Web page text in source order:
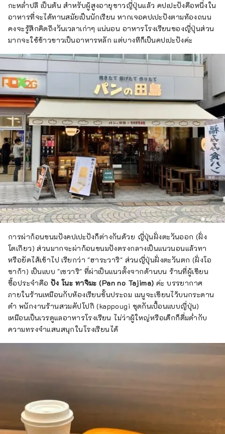
กะหล่ำปลี เป็นต้น สำหรับผู้สูงอายุชาวญี่ปุ่นแล้ว คปเปะปังคือหนึ่งใน
อาหารที่จะได้ทานสมัยเป็นนักเรียน หากเจอคปเปะปังตามท้องถนน
คงจะรู้สึกคิดถึงวันเวลาเก่าๆ แน่นอน อาหารโรงเรียนของญี่ปุ่นส่วน
มากจะใช้ข้าวขาวเป็นอาหารหลัก แต่บางทีก็เป็นคปเปะปังค่ะ
การผ่าก้อนขนมปังคปเปะปังก็ต่างกันด้วย ญี่ปุ่นฝั่งตะวันออก (ฝั่ง
โตเกียว) ส่วนมากจะผ่าก้อนขนมปังตรงกลางเป็นแนวนอนแล้วทา
หรือยัดไส้เข้าไป เรียกว่า "ฮาระวาริ" ส่วนญี่ปุ่นฝั่งตะวันตก (ฝั่งโอ
ซาก้า) เป็นแบบ "เซวาริ" ที่ผ่าเป็นแนวตั้งจากด้านบน ร้านที่ผู้เขียน
ซื้อประจำคือ ปัง โนะ ทาจิมะ (Pan no Tajima) ค่ะ บรรยากาศ
ภายในร้านเหมือนกับห้องเรียนชั้นประถม เมนูจะเขียนไว้บนกระดาน
ดำ พนักงานร้านสวมคัปโปกิ (kappougi ชุดกันเปื้อนแบบญี่ปุ่น)
เหมือนเป็นเวรดูแลอาหารโรงเรียน ไม่ว่าผู้ใหญ่หรือเด็กก็ดื่มด่ำกับ
ความทรงจำแสนสนุกในโรงเรียนได้